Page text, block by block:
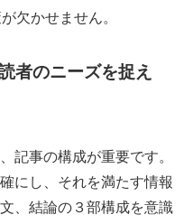
欠かせません。
者のニーズを捉え
記事の構成が重要です。
にし、それを満たす情報
、結論の３部構成を意識